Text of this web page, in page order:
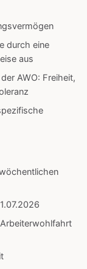
durch eine
aus
AWO: Freiheit,